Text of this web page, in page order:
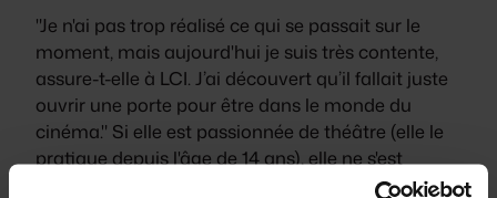
"Je n'ai pas trop réalisé ce qui se passait sur le
moment, mais aujourd'hui je suis très contente,
assure-t-elle à LCI. J’ai découvert qu’il fallait juste
ouvrir une porte pour être dans le monde du
cinéma." Si elle est passionnée de théâtre (elle le
pratique depuis l'âge de 14 ans), elle ne s'est
jamais destinée à une carrière de comédienne. A